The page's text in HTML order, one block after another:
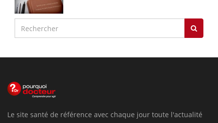
Le site santé de référence avec chaque jour toute l'actualité